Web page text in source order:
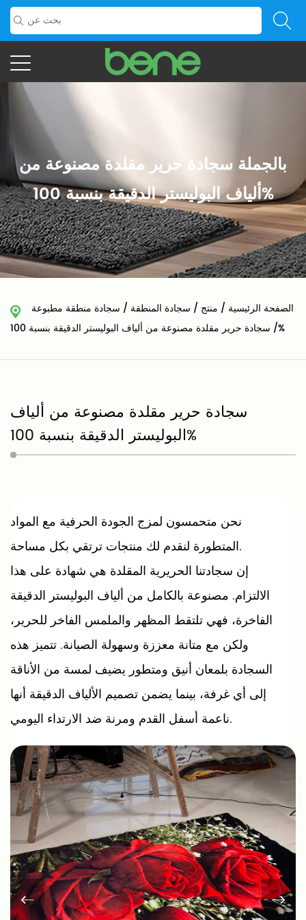
بالجملة سجادة حرير مقلدة مصنوعة من
ألياف البوليستر الدقيقة بنسبة 100%
الصفحة الرئيسية / منتج / سجادة المنطقة / سجادة منطقة مطبوعة
/سجادة حرير مقلدة مصنوعة من ألياف البوليستر الدقيقة بنسبة 100%
سجادة حرير مقلدة مصنوعة من ألياف
البوليستر الدقيقة بنسبة 100%
نحن متحمسون لمزج الجودة الحرفية مع المواد
المتطورة لنقدم لك منتجات ترتقي بكل مساحة.
إن سجادتنا الحريرية المقلدة هي شهادة على هذا
الالتزام. مصنوعة بالكامل من ألياف البوليستر الدقيقة
الفاخرة، فهي تلتقط المظهر والملمس الفاخر للحرير،
ولكن مع متانة معززة وسهولة الصيانة. تتميز هذه
السجادة بلمعان أنيق ومتطور يضيف لمسة من الأناقة
إلى أي غرفة، بينما يضمن تصميم الألياف الدقيقة أنها
ناعمة أسفل القدم ومرنة ضد الارتداء اليومي.
سواء كنت تقوم بتجهيز متجر أنيق، أو بيئة منزلية
مريحة، أو منطقة ذات حركة مرور عالية، فإن سجادتنا
توفر الجمال والعملية. نحن نفخر بكل التفاصيل، بدءًا
من الملمس الغني وحتى خيارات الألوان النابضة
بالحياة، مما يضمن حصولك على منتج لا يلبي توقعاتك
فحسب، بل يتجاوزها أيضًا.
استمتع بالفخامة الراقية التي تتميز بها سجادتنا الحريرية